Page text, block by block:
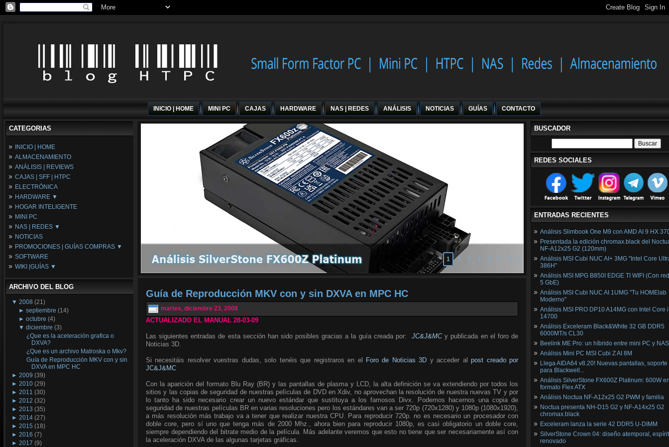
INICIO | HOME MINI PC CAJAS HARDWARE NAS | REDES ANÁLISIS NOTICIAS GUÍAS CONTACTO
CATEGORIAS
INICIO | HOME
ALMACENAMIENTO
ANÁLISIS | REVIEWS
CAJAS | SFF | HTPC
ELECTRÓNICA
HARDWARE ▼
Fuentes de Alimentación
Memória RAM
Placas Base
Procesadores
Periféricos
Refrigeración
Tarjetas Gráficas
HOGAR INTELIGENTE
MINI PC
NAS | REDES ▼
NAS
Espacio Synology
Redes
NOTICIAS
PROMOCIONES | GUÍAS COMPRAS ▼
Configuraciones Ordenadores
Guías de Compras
SOFTWARE
WIKI |GUÍAS ▼
Wikipedia
ARCHIVO DEL BLOG
▼ 2008 (21)
►septiembre (14)
►octubre (4)
▼diciembre (3)
¿Que es la aceleración grafica o
DXVA?
¿Que es un archivo Matroska o Mkv?
Guía de Reproducción MKV con y sin
DXVA en MPC HC
► 2009 (39)
► 2010 (29)
► 2011 (30)
► 2012 (32)
► 2013 (35)
► 2014 (27)
► 2015 (18)
► 2016 (7)
► 2017 (9)
1 2 3 4 5 6 7 8
Guía de Reproducción MKV con y sin DXVA en MPC HC
martes, diciembre 23, 2008
ACTUALIZADO EL MANUAL 28-03-09
Las siguientes entradas de esta sección han sido posibles gracias a la guía creada por:JC&J&MCy publicada en el foro de
Noticias 3D.
Si necesitáis resolver vuestras dudas, solo tenéis que registraros en el Foro de Noticias 3D y acceder alpost creado por
JC&J&MC
Con la aparición del formato Blu Ray (BR) y las pantallas de plasma y LCD, la alta definición se va extendiendo por todos los
sitios y las copias de seguridad de nuestras películas de DVD en Xdiv, no aprovechan la resolución de nuestra nuevas TV y por
lo tanto ha sido necesario crear un nuevo estándar que sustituya a los famosos Divx. Podemos hacernos una copia de
seguridad de nuestras películas BR en varias resoluciones pero los estándares van a ser 720p (720x1280) y 1080p (1080x1920),
a más resolución más trabajo va a tener que realizar nuestra CPU. Para reproducir 720p. no es necesario un procesador con
doble core, pero sí uno que tenga más de 2000 Mhz., ahora bien para reproducir 1080p, es casi obligatorio un doble core,
siempre dependiendo del bitrate medio de la película. Más adelante veremos que esto no tiene que ser necesariamente así con
la aceleración DXVA de las algunas tarjetas gráficas.
BUSCADOR
REDES SOCIALES
ENTRADAS RECIENTES
Análisis Slimbook One M9 con AMD AI 9 HX
Presentada la edición chromax.black del
NF‑A12x25 G2 (120mm)
Análisis MSI Cubi NUC AI+ 3MG "Intel Core
386H"
Análisis MSI MPG B850I EDGE TI WIFI (Con
5 GbE)
Análisis MSI Cubi NUC AI 1UMG "Tu HOMElab
Moderno"
Análisis MSI PRO DP10 A14MG con Intel Core
14700
Análisis Exceleram Black&White 32 GB DDR5
6000MT/s CL30
Beelink ME Pro: un híbrido entre mini PC y NAS
Análisis Mini PC MSI Cubi Z AI 8M
Llega AIDA64 v8.20! Nuevas pantallas, soporte
para Blackwell...
Análisis SilverStone FX600Z Platinum: 600W
formato Flex ATX
Análisis Noctua NF-A12x25 G2 PWM y familia
Noctua presenta NH-D15 G2 y NF-A14x25 G2
chromax.black
Exceleram lanza la serie 42 DDR5 U-DIMM
SilverStone Crown 04: diseño atemporal,
renovado